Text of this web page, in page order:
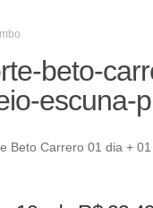
beto-
escuna-
Beto Carrero 01 dia +